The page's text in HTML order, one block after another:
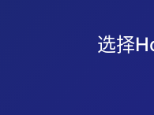
选择